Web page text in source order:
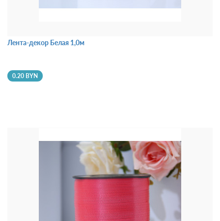
Лента-декор Белая 1,0м
0.20 BYN